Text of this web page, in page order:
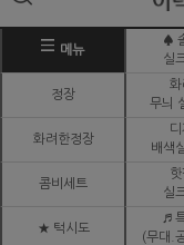
메뉴
♠
실
정장
화
무늬
화려한정장
디
배색
콤비세트
실
★ 턱시도
♬
(무대.